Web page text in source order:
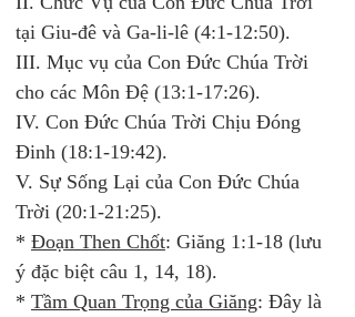
tại Giu-đê và Ga-li-lê (4:1-12:50).
III. Mục vụ của Con Đức Chúa Trời
cho các Môn Đệ (13:1-17:26).
IV. Con Đức Chúa Trời Chịu Đóng
Đinh (18:1-19:42).
V. Sự Sống Lại của Con Đức Chúa
Trời (20:1-21:25).
* Đoạn Then Chốt: Giăng 1:1-18 (lưu
ý đặc biệt câu 1, 14, 18).
* Tầm Quan Trọng của Giăng: Đây là